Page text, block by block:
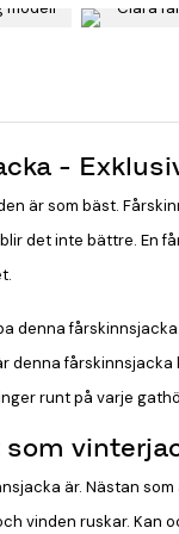
-
är som bäst.
det inte bättre. En
denna
denna
runt på varje
är. Nästan
vinden ruskar. Kan